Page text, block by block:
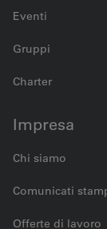
Eventi
Gruppi
Charter
Impresa
Chi siamo
Comunicati
Offerte di lavoro